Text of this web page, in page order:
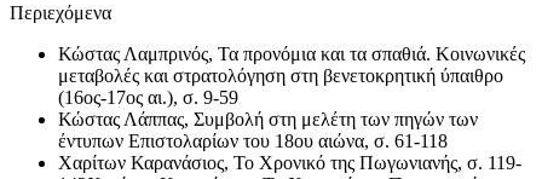
Περιεχόμενα
Κώστας Λαμπρινός, Τα προνόμια και τα σπαθιά. Κοινωνικές
μεταβολές και στρατολόγηση στη βενετοκρητική ύπαιθρο
(16ος-17ος αι.), σ. 9-59
Κώστας Λάππας, Συμβολή στη μελέτη των πηγών των
έντυπων Επιστολαρίων του 18ου αιώνα, σ. 61-118
Χαρίτων Καρανάσιος, Το Χρονικό της Πωγωνιανής, σ. 119-